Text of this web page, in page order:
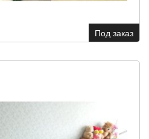
Под заказ